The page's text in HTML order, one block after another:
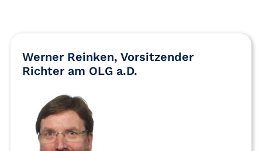
Werner Reinken, Vorsitzender
Richter am OLG a.D.